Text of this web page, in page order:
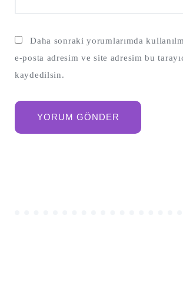
Daha sonraki yorumlarımda
e-posta adresim ve site adresim bu
kaydedilsin.